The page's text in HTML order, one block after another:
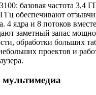
базовая частота 3,4
обеспечивают
4 ядра и 8 потоков
заметный запас
обработки больших
проектов и